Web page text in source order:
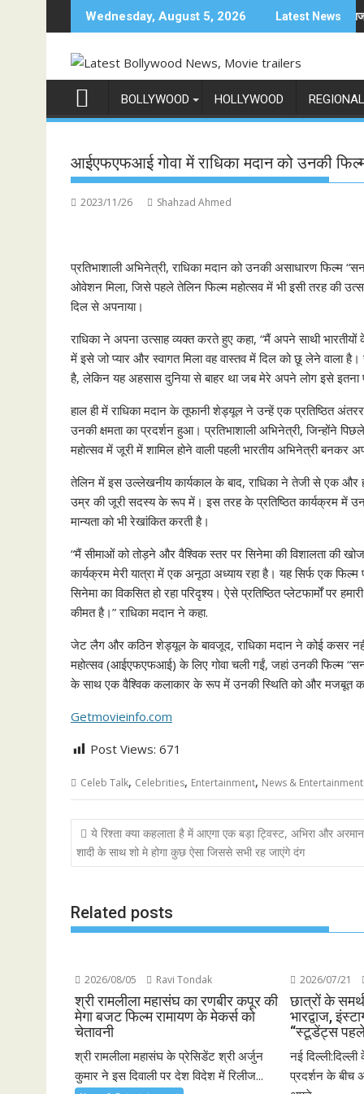
to
Wednesday, August 5, 2026 Latest News
फिल्म रामायण के मेकर्स को चेतावनीछात्रों के समर्थन में उतरीं एक्ट्रेस खुशी भारद्वाज,
BOLLYWOOD HOLLYWOOD REGIONAL
आईएफएफआई गोवा में राधिका मदान को उनकी
2023/11/26 Shahzad Ahmed
प्रतिभाशाली अभिनेत्री, राधिका मदान को उनकी असाधारण फिल्म
ओवेशन मिला, जिसे पहले तेलिन फिल्म महोत्सव में भी इसी तरह की
दिल से अपनाया।
राधिका ने अपना उत्साह व्यक्त करते हुए कहा, “मैं अपने साथी
में इसे जो प्यार और स्वागत मिला वह वास्तव में दिल को छू लेने वाला
है, लेकिन यह अहसास दुनिया से बाहर था जब मेरे अपने लोग इसे
हाल ही में राधिका मदान के तूफानी शेड्यूल ने उन्हें एक प्रतिष्ठित
उनकी क्षमता का प्रदर्शन हुआ। प्रतिभाशाली अभिनेत्री, जिन्होंने
महोत्सव में जूरी में शामिल होने वाली पहली भारतीय अभिनेत्री
तेलिन में इस उल्लेखनीय कार्यकाल के बाद, राधिका ने तेजी से एक और
उम्र की जूरी सदस्य के रूप में। इस तरह के प्रतिष्ठित कार्यक्रम में
मान्यता को भी रेखांकित करती है।
“मैं सीमाओं को तोड़ने और वैश्विक स्तर पर सिनेमा की विशालता की
कार्यक्रम मेरी यात्रा में एक अनूठा अध्याय रहा है। यह सिर्फ एक
सिनेमा का विकसित हो रहा परिदृश्य। ऐसे प्रतिष्ठित प्लेटफार्मों पर
कीमत है।” राधिका मदान ने कहा.
जेट लैग और कठिन शेड्यूल के बावजूद, राधिका मदान ने कोई कसर
महोत्सव (आईएफएफआई) के लिए गोवा चली गईं, जहां उनकी फिल्म
के साथ एक वैश्विक कलाकार के रूप में उनकी स्थिति को और मजबूत
Getmovieinfo.com
Post Views: 671
Celeb Talk, Celebrities, Entertainment, News & Entertainment
Post
navigation
ये रिश्ता क्या कहलाता है में आएगा एक बड़ा ट्विस्ट, अभिरा और
शादी के साथ शो मे होगा कुछ ऐसा जिससे सभी रह जाएंगे दंग
Related posts
2026/08/05 Ravi Tondak
श्री रामलीला महासंघ का रणबीर कपूर की
मेगा बजट फिल्म रामायण के मेकर्स को
चेतावनी
श्री रामलीला महासंघ के प्रेसिडेंट श्री अर्जुन
कुमार ने इस दिवाली पर देश विदेश में रिलीज...
2026/07/21
छात्रों के
भारद्वाज,
“स्टूडेंट्स
नई
प्रदर्शन के बीच